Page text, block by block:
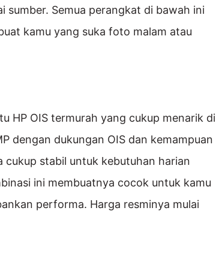
sumber. Semua perangkat di bawah ini
kamu yang suka foto malam atau
HP OIS termurah yang cukup menarik di
dengan dukungan OIS dan kemampuan
stabil untuk kebutuhan harian
ini membuatnya cocok untuk kamu
performa. Harga resminya mulai